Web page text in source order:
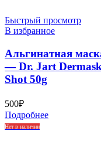
Быстрый просмотр
В избранное
Альгинатная
— Dr. Jart
Shot 50g
500₽
Подробнее
Нет в наличии